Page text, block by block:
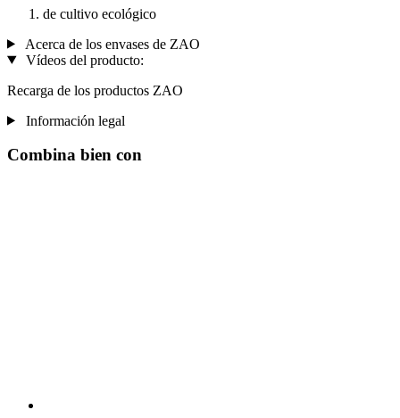
de cultivo ecológico
Acerca de los envases de ZAO
Vídeos del producto:
Recarga de los productos ZAO
Información legal
Combina bien con